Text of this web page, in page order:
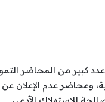
كبير من المحاضر
عدم الإعلان عن